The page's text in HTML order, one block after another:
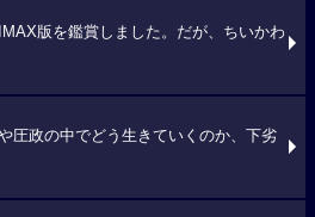
版を鑑賞しました。だが、ちいかわ
圧政の中でどう生きていくのか、下劣